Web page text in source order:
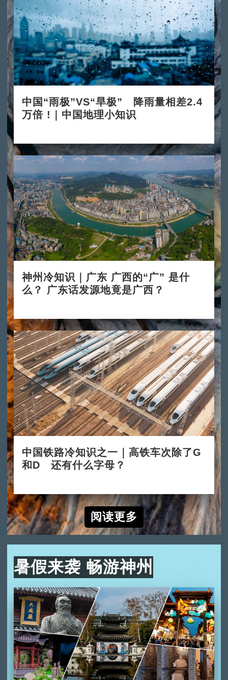
中国“雨极”VS“旱极” 降雨量相差2.4
万倍 !｜中国地理小知识
神州冷知识｜广东 广西的“广” 是什
么？ 广东话发源地竟是广西？
中国铁路冷知识之一｜高铁车次除了G
和D 还有什么字母？
阅读更多
暑假来袭 畅游神州